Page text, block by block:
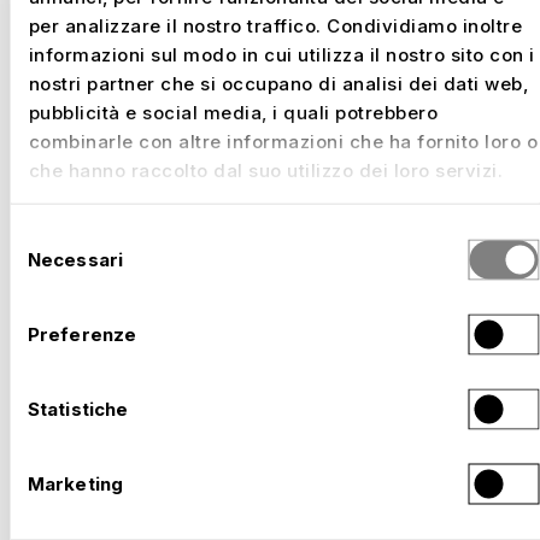
per analizzare il nostro traffico. Condividiamo inoltre
informazioni sul modo in cui utilizza il nostro sito con i
nostri partner che si occupano di analisi dei dati web,
pubblicità e social media, i quali potrebbero
combinarle con altre informazioni che ha fornito loro o
che hanno raccolto dal suo utilizzo dei loro servizi.
delNecessari
Preferenze
Statistiche
Marketing
Lasciatevi contagiare dalla nostra passione e
candidatevi subito.
Come datore di lavoro moderno e orientato al
futuro della regione, offriamo molto ai nostri
dipendenti.
Lavoro indipendente e autonomo